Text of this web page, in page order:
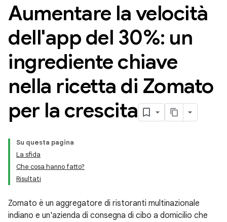
Aumentare la velocità
dell'app del 30%: un
ingrediente chiave
nella ricetta di Zomato
per la crescita
Su questa pagina
La sfida
Che cosa hanno fatto?
Risultati
Zomato è un aggregatore di ristoranti multinazionale
indiano e un'azienda di consegna di cibo a domicilio che